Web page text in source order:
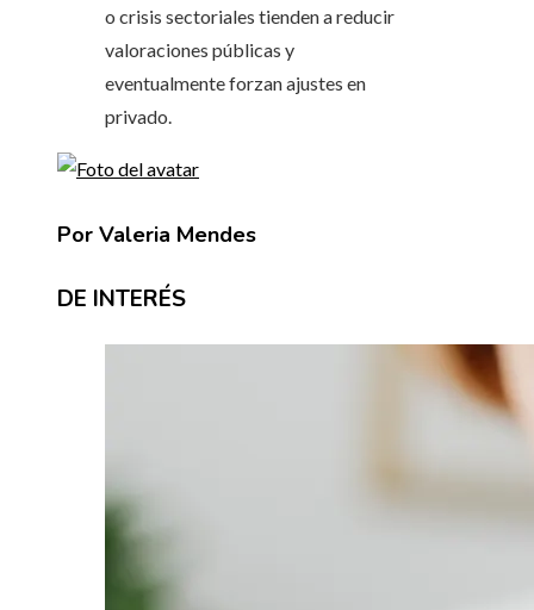
o crisis sectoriales tienden a reducir
valoraciones públicas y
eventualmente forzan ajustes en
privado.
Por Valeria Mendes
DE INTERÉS